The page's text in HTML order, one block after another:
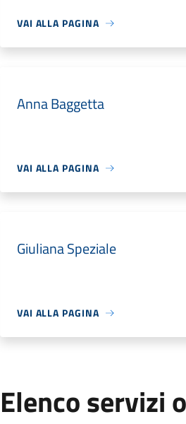
VAI ALLA PAGINA
Anna Baggetta
VAI ALLA PAGINA
Giuliana Speziale
VAI ALLA PAGINA
Elenco servizi